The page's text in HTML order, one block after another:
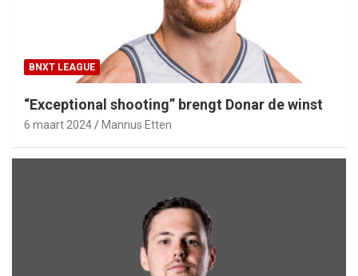
BNXT LEAGUE
“Exceptional shooting” brengt Donar de winst
6 maart 2024 Mannus Etten